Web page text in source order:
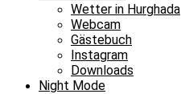
Wetter in Hurghada
Webcam
Gästebuch
Instagram
Downloads
Night Mode